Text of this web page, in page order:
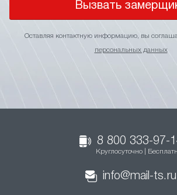
Вызвать
Оставляя контактную информацию, вы
персональных данных
8 800 333-97-
Круглосуточно |
info@mail-ts.ru